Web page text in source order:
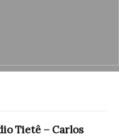
Tietê – Carlos